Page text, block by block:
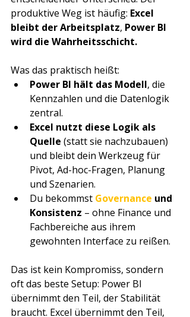
produktive Weg ist häufig: Excel
bleibt der Arbeitsplatz, Power BI
wird die Wahrheitsschicht.
Was das praktisch heißt:
Power BI hält das Modell, die
Kennzahlen und die Datenlogik
zentral.
Excel nutzt diese Logik als
Quelle (statt sie nachzubauen)
und bleibt dein Werkzeug für
Pivot, Ad-hoc-Fragen, Planung
und Szenarien.
Du bekommst Governance und
Konsistenz – ohne Finance und
Fachbereiche aus ihrem
gewohnten Interface zu reißen.
Das ist kein Kompromiss, sondern
oft das beste Setup: Power BI
übernimmt den Teil, der Stabilität
braucht. Excel übernimmt den Teil,